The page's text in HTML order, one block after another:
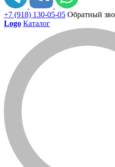
+7 (918) 130-05-05 Обратный
Logo Каталог